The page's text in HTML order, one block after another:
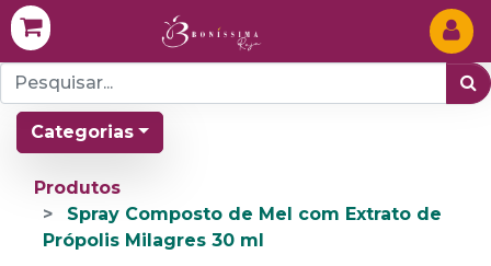
Categorias
Produtos
Spray Composto de Mel com Extrato de
Própolis Milagres 30 ml